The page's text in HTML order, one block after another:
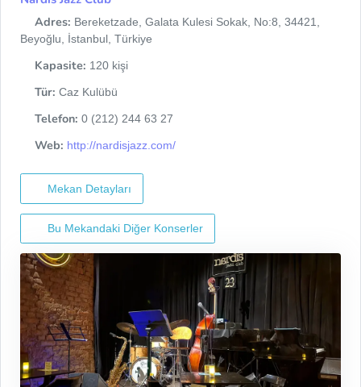
Adres: Bereketzade, Galata Kulesi Sokak, No:8, 34421,
Beyoğlu, İstanbul, Türkiye
Kapasite: 120 kişi
Tür: Caz Kulübü
Telefon: 0 (212) 244 63 27
Web: http://nardisjazz.com/
Mekan Detayları
Bu Mekandaki Diğer Konserler